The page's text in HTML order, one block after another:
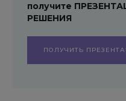
получите
РЕШЕНИЯ
ПОЛУЧИТЬ